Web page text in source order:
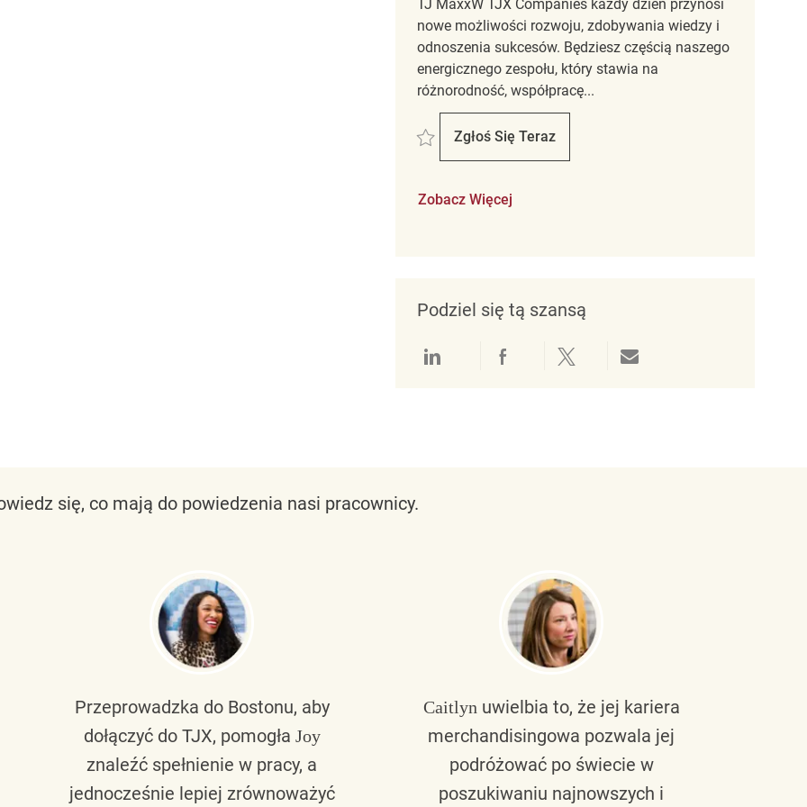
TJ MaxxW TJX Companies każdy dzień przynosi
nowe możliwości rozwoju, zdobywania wiedzy i
odnoszenia sukcesów. Będziesz częścią naszego
energicznego zespołu, który stawia na
różnorodność, współpracę...
Zapisać Merchandising REQ143521
Zgłoś Się Teraz
Merchandising
Zobacz Więcej
Podziel się tą szansą
Udostępnianie przez LinkedIn
Udostępnianie przez Facebook
Udostępnij przez Twitter
Udostępnianie przez e-mail
się, co mają do powiedzenia nasi pracownicy.
Przeprowadzka do Bostonu, aby
dołączyć do TJX, pomogła Joy
znaleźć spełnienie w pracy, a
jednocześnie lepiej zrównoważyć
Caitlynuwielbia to, że jej kariera
merchandisingowa pozwala jej
podróżować po świecie w
poszukiwaniu najnowszych i